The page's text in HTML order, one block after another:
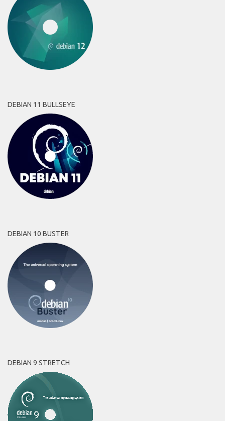
DEBIAN 11 BULLSEYE
DEBIAN 10 BUSTER
DEBIAN 9 STRETCH